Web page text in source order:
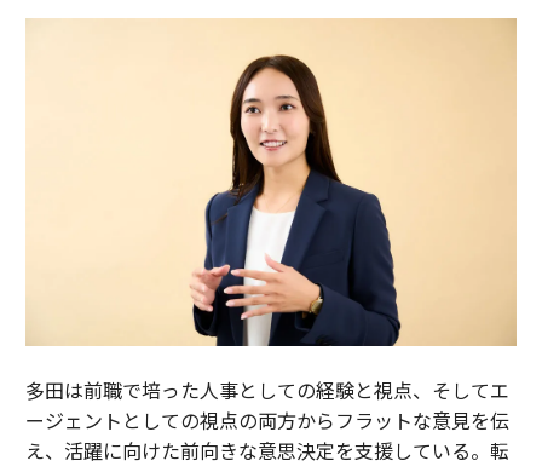
多田は前職で培った人事としての経験と視点、そしてエ
ージェントとしての視点の両方からフラットな意見を伝
え、活躍に向けた前向きな意思決定を支援している。転